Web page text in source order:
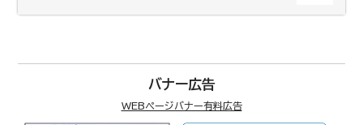
バナー広告
WEBページバナー有料広告